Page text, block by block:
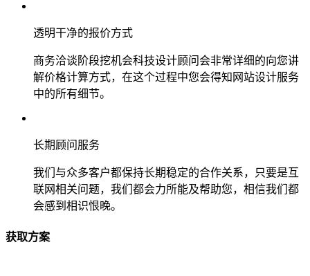
透明干净的报价方式
商务洽谈阶段挖机会科技设计顾问会非常详细的向您讲
解价格计算方式，在这个过程中您会得知网站设计服务
中的所有细节。
长期顾问服务
我们与众多客户都保持长期稳定的合作关系，只要是互
联网相关问题，我们都会力所能及帮助您，相信我们都
会感到相识恨晚。
获取方案